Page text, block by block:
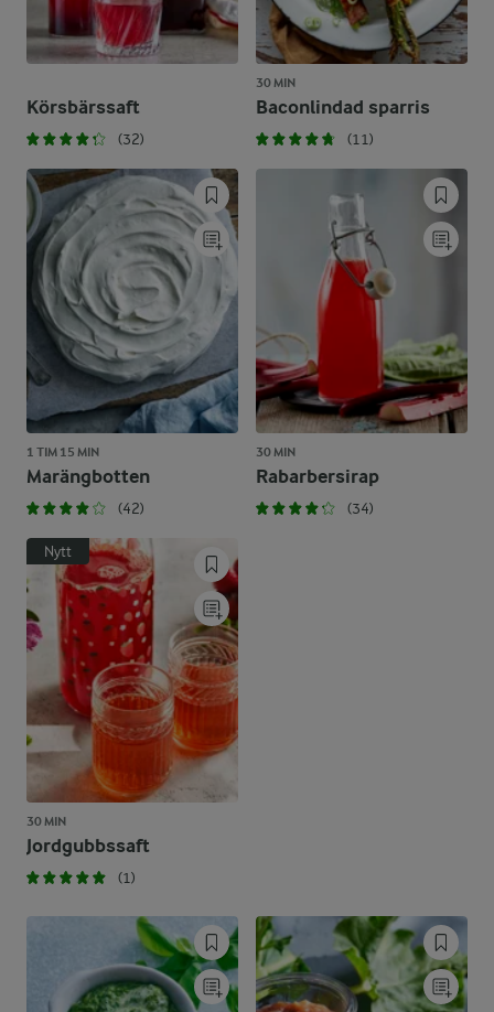
Körsbärssaft
(32)
30 MIN
Baconlindad sparris
(11)
1 TIM 15 MIN
Marängbotten
(42)
30 MIN
Rabarbersirap
(34)
Nytt
30 MIN
Jordgubbssaft
(1)